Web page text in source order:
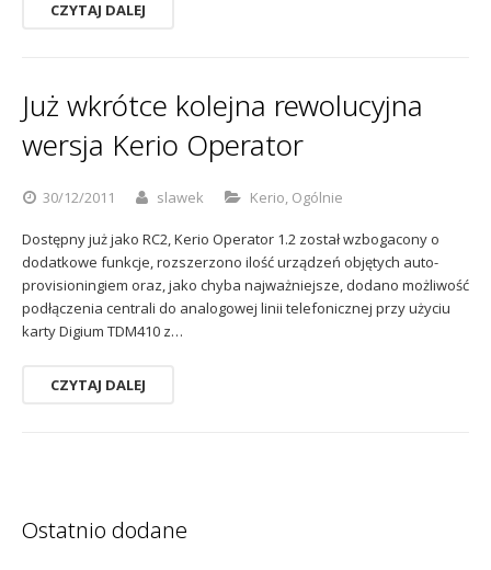
CZYTAJ DALEJ
Już wkrótce kolejna rewolucyjna
wersja Kerio Operator
30/12/2011 slawek Kerio, Ogólnie
Dostępny już jako RC2, Kerio Operator 1.2 został wzbogacony o
dodatkowe funkcje, rozszerzono ilość urządzeń objętych auto-
provisioningiem oraz, jako chyba najważniejsze, dodano możliwość
podłączenia centrali do analogowej linii telefonicznej przy użyciu
karty Digium TDM410 z…
CZYTAJ DALEJ
Ostatnio dodane